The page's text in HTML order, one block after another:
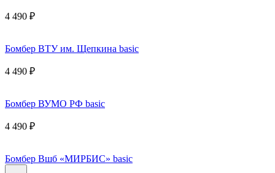
4 490 ₽
Бомбер ВТУ им. Щепкина basic
4 490 ₽
Бомбер ВУМО РФ basic
4 490 ₽
Бомбер Вшб «МИРБИС» basic